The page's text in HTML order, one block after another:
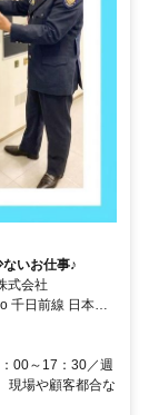
いお仕事♪
式会社
千日前線 日本橋
南海本線 南海な
歩約10分
00～17：30／週
現場や顧客都合な